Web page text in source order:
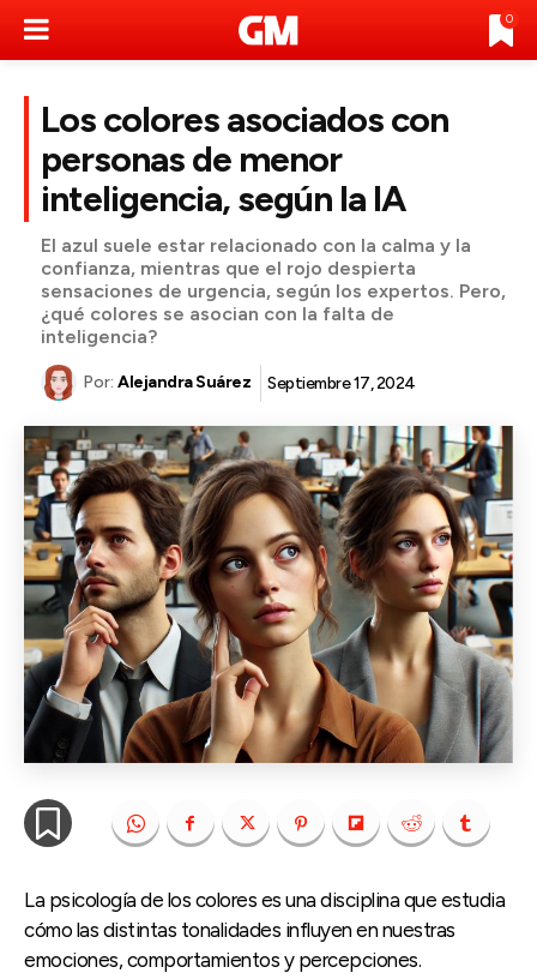
0
Los colores asociados con
personas de menor
inteligencia, según la IA
El azul suele estar relacionado con la calma y la
confianza, mientras que el rojo despierta
sensaciones de urgencia, según los expertos. Pero,
¿qué colores se asocian con la falta de
inteligencia?
Por: Alejandra Suárez Septiembre 17, 2024
La psicología de los colores es una disciplina que estudia
cómo las distintas tonalidades influyen en nuestras
emociones, comportamientos y percepciones.